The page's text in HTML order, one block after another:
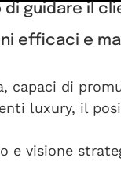
guidare il
efficaci e
di
luxury, il
e visione